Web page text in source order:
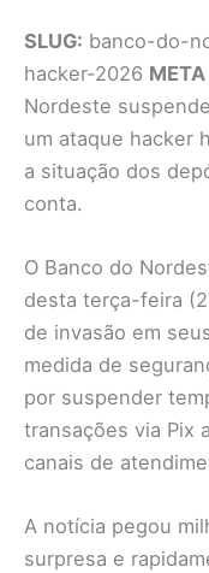
SLUG: banco-do-
hacker-2026
Nordeste
um ataque hacker
a situação dos
conta.
O Banco do
desta terça-feira
de invasão em
medida de
por suspender
transações via Pix
canais de
A notícia pegou
surpresa e